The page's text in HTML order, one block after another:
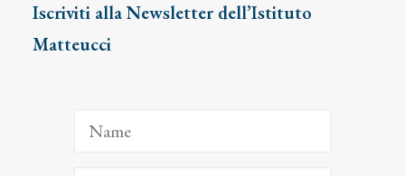
Iscriviti alla Newsletter dell’Istituto
Matteucci